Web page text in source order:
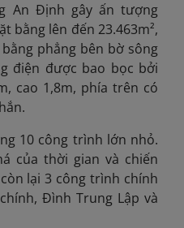
An Định gây ấn tượng
bằng lên đến 23.463m²,
phẳng bên bờ sông
điện được bao bọc bởi
cao 1,8m, phía trên có
10 công trình lớn nhỏ.
của thời gian và chiến
lại 3 công trình chính
Đình Trung Lập và